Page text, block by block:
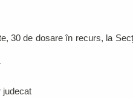
30 de dosare în recurs, la
judecat